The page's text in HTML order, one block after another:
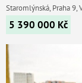
Staromlýnská, Praha 9,
5 390 000 Kč